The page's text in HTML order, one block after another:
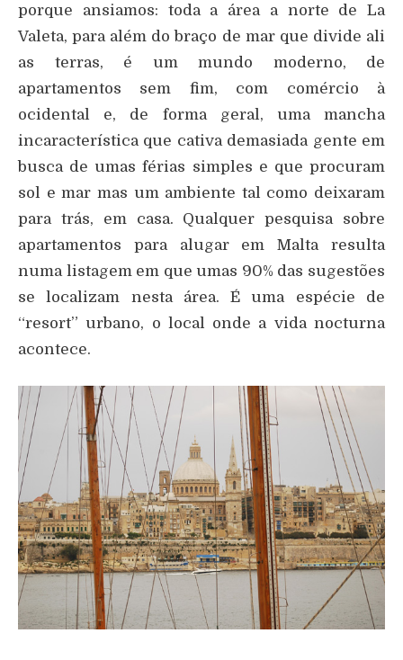
porque ansiamos: toda a área a norte de La
Valeta, para além do braço de mar que divide ali
as terras, é um mundo moderno, de
apartamentos sem fim, com comércio à
ocidental e, de forma geral, uma mancha
incaracterística que cativa demasiada gente em
busca de umas férias simples e que procuram
sol e mar mas um ambiente tal como deixaram
para trás, em casa. Qualquer pesquisa sobre
apartamentos para alugar em Malta resulta
numa listagem em que umas 90% das sugestões
se localizam nesta área. É uma espécie de
“resort” urbano, o local onde a vida nocturna
acontece.